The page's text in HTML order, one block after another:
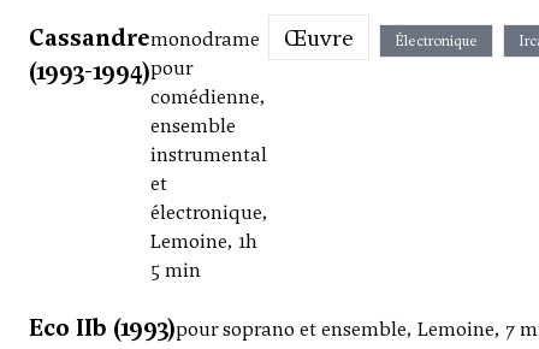
Cassandre
(1993-1994)
monodrame
pour
comédienne,
ensemble
instrumental
et
électronique,
Lemoine, 1h
5 min
Œuvre Électronique
Eco IIb (1993)pour soprano et ensemble, Lemoine, 7